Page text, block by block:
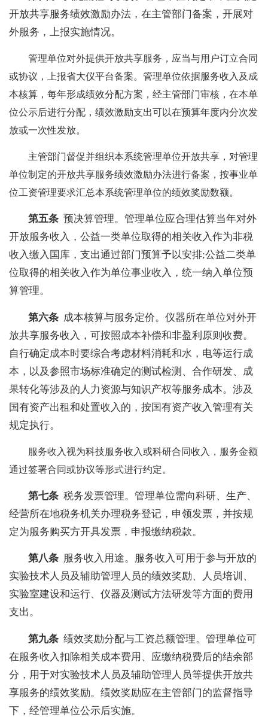
开放共享服务绩效激励办法，在主管部门备案，开展对
外服务，上报实施情况。
管理单位对外提供开放共享服务，应当与用户订立合同
或协议，上报省大仪平台备案。管理单位依据服务收入及成
本核算，每年形成绩效分配方案，经主管部门审核，在本单
位公示后进行分配，绩效激励支出可以在预算年度内分次发
放或一次性发放。
主管部门督促并组织本系统管理单位开放共享，对管理
单位制定的开放共享服务绩效激励办法进行备案，按事业单
位工资管理要求汇总本系统管理单位的绩效奖励数额。
第五条 预决算管理。管理单位应合理估算当年对外
开放服务收入，公益一类单位取得的相关收入作为非税
收入缴入国库，支出通过部门预算予以安排;公益二类单
位取得的相关收入作为单位事业收入，统一纳入单位预
算管理。
第六条 成本核算与服务定价。仪器所在单位对外开
放共享服务收入，可按照成本补偿和非盈利原则收费。
自行确定成本时要综合考虑材料消耗和水，电等运行成
本，以及参照市场标准确定的测试检测、合作研发、成
果转化等涉及的人力资源与知识产权等服务成本。涉及
国有资产出租和处置收入的，按国有资产收入管理有关
规定执行。
服务收入视为科技服务收入或科研合同收入，服务金额
通过签署合同或协议等形式进行约定。
第七条 税务发票管理。管理单位需向科研、生产、
经营所在地税务机关办理税务登记，申领发票，并按规
定为服务购买方开具发票，申报缴纳税款。
第八条 服务收入用途。服务收入可用于参与开放的
实验技术人员及辅助管理人员的绩效奖励、人员培训、
实验室建设和运行、仪器及测试方法研发等方面的费用
支出。
第九条 绩效奖励分配与工资总额管理。管理单位可
在服务收入扣除相关成本费用、应缴纳税费后的结余部
分，用于对实验技术人员及辅助管理人员等提供开放共
享服务的绩效奖励。绩效奖励应在主管部门的监督指导
下，经管理单位公示后实施。